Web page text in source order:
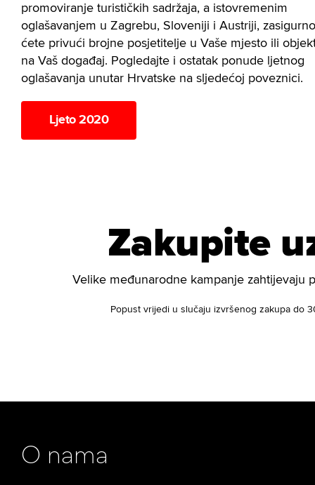
promoviranje turističkih sadržaja, a istovremenim
oglašavanjem u Zagrebu, Sloveniji i Austriji, zasigurno
ćete privući brojne posjetitelje u Vaše mjesto ili
na Vaš događaj. Pogledajte i ostatak ponude ljetnog
oglašavanja unutar Hrvatske na sljedećoj poveznici.
Ljeto 2020
Zakupite
Velike međunarodne kampanje zahtijevaju
Popust vrijedi u slučaju izvršenog zakupa do
O nama